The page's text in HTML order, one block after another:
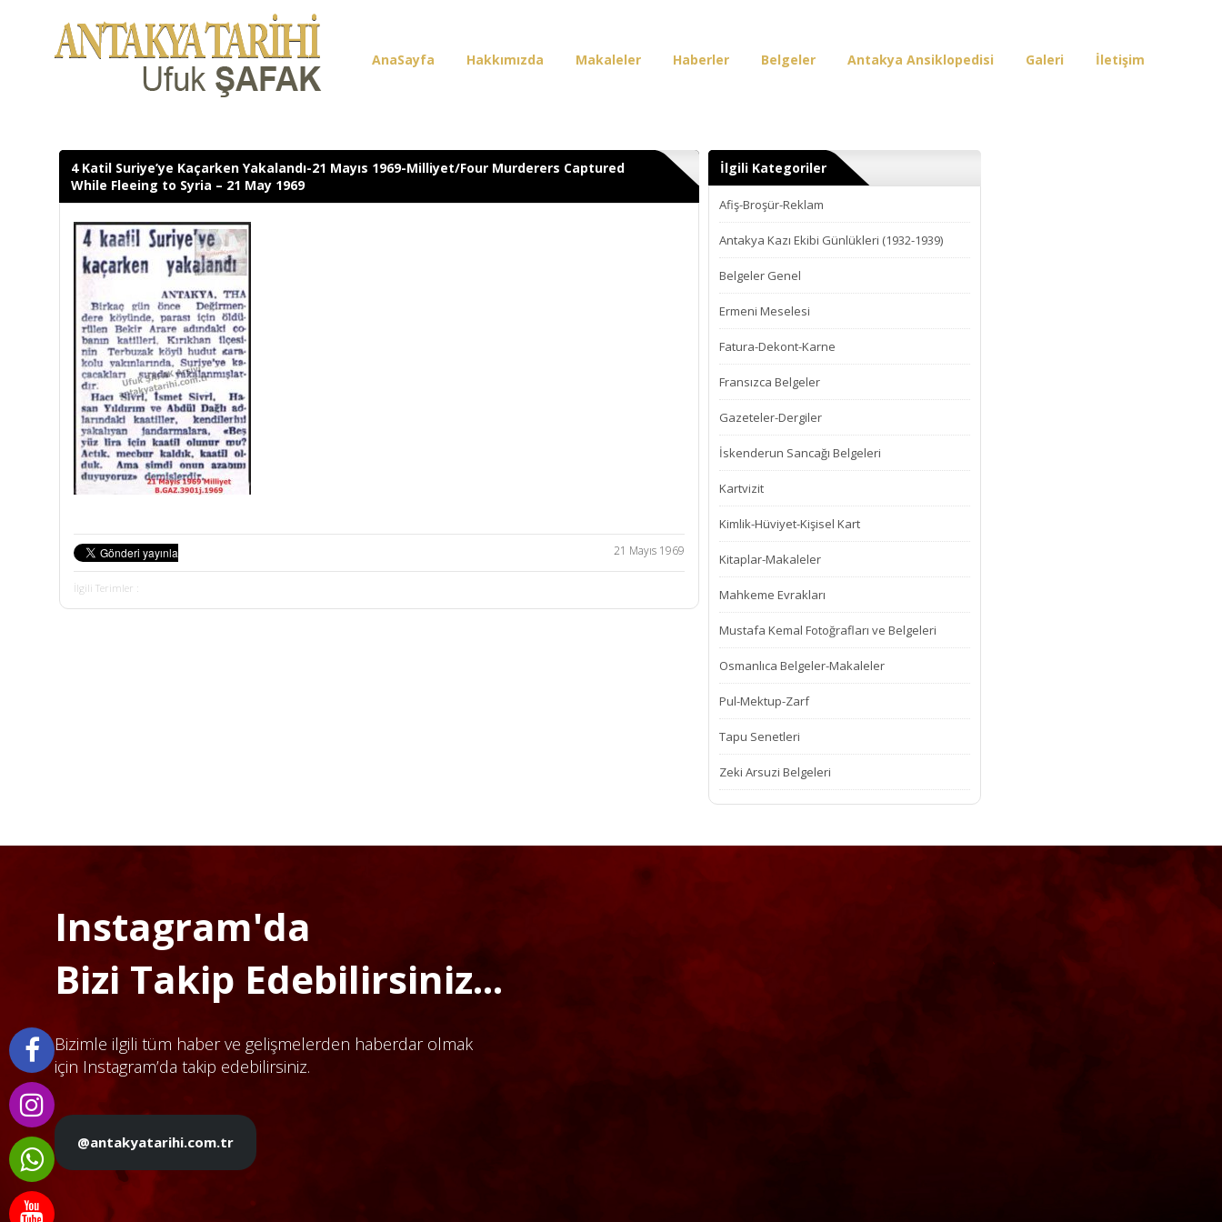
AnaSayfa Hakkımızda Makaleler Haberler Belgeler Antakya Ansiklopedisi Galeri İletişim
4 Katil Suriye’ye Kaçarken Yakalandı-21 Mayıs 1969-Milliyet/Four Murderers Captured
While Fleeing to Syria – 21 May 1969
21 Mayıs 1969
İlgili Terimler :
İlgili Kategoriler
Afiş-Broşür-Reklam
Antakya Kazı Ekibi Günlükleri (1932-1939)
Belgeler Genel
Ermeni Meselesi
Fatura-Dekont-Karne
Fransızca Belgeler
Gazeteler-Dergiler
İskenderun Sancağı Belgeleri
Kartvizit
Kimlik-Hüviyet-Kişisel Kart
Kitaplar-Makaleler
Mahkeme Evrakları
Mustafa Kemal Fotoğrafları ve Belgeleri
Osmanlıca Belgeler-Makaleler
Pul-Mektup-Zarf
Tapu Senetleri
Zeki Arsuzi Belgeleri
Instagram'da
Bizi Takip Edebilirsiniz...
Bizimle ilgili tüm haber ve gelişmelerden haberdar olmak
için Instagram’da takip edebilirsiniz.
@antakyatarihi.com.tr